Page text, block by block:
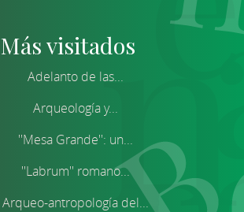
Más visitados
Adelanto de las...
Arqueología y...
''Mesa Grande'': un...
''Labrum'' romano...
Arqueo-antropología del...